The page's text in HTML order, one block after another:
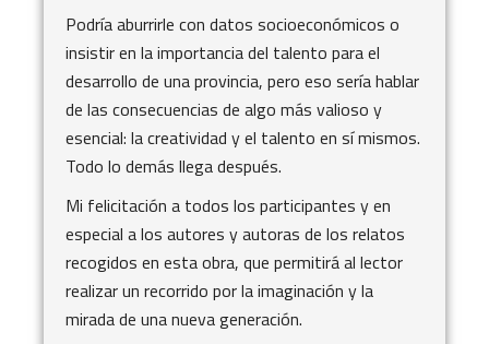
Podría aburrirle con datos socioeconómicos o
insistir en la importancia del talento para el
desarrollo de una provincia, pero eso sería hablar
de las consecuencias de algo más valioso y
esencial: la creatividad y el talento en sí mismos.
Todo lo demás llega después.
Mi felicitación a todos los participantes y en
especial a los autores y autoras de los relatos
recogidos en esta obra, que permitirá al lector
realizar un recorrido por la imaginación y la
mirada de una nueva generación.